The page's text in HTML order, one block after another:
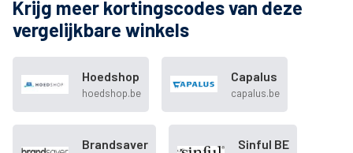
Krijg meer kortingscodes van deze
vergelijkbare winkels
Hoedshop
hoedshop.be
Capalus
capalus.be
Brandsaver Sinful BE